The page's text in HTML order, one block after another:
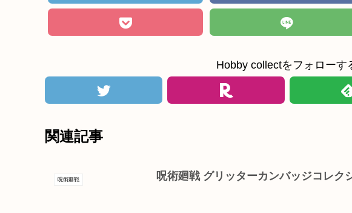
Hobby collectをフォローす
関連記事
呪術廻戦 呪術廻戦 グリッターカンバッジコレク